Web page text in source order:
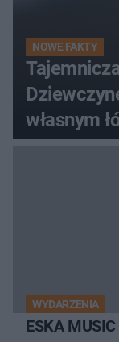
NOWE FAKTY
własnym
WYDARZENIA
ESKA